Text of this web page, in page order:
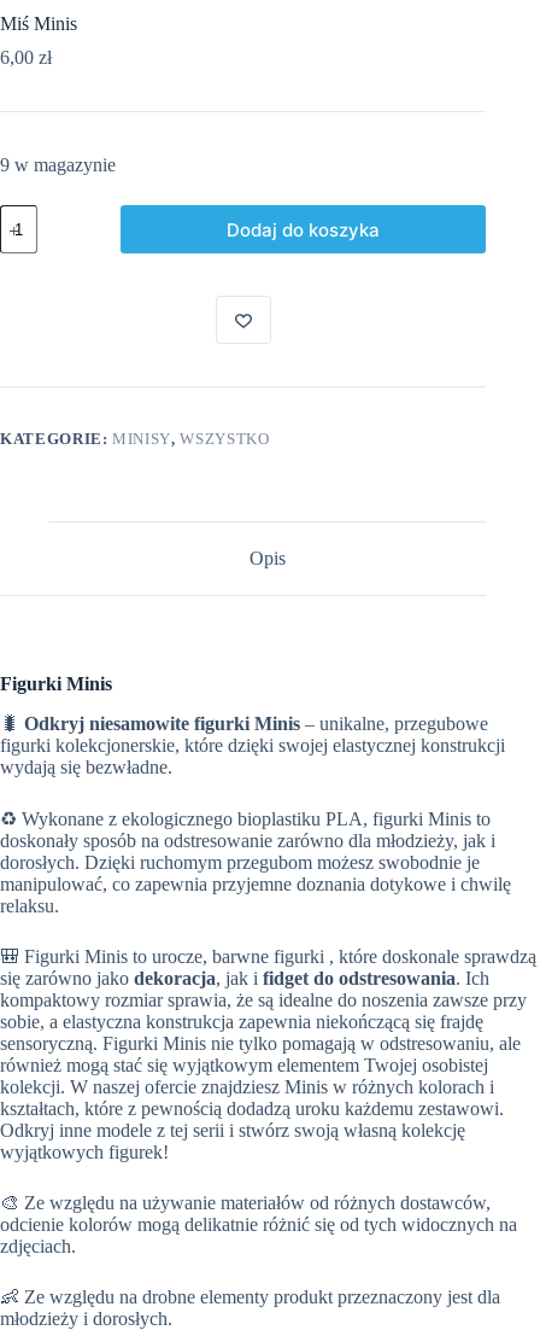
Miś Minis
6,00 zł
9 w magazynie
ilość
Miś
Minis
Dodaj do koszyka
KATEGORIE:MINISY,WSZYSTKO
Opis
Figurki Minis
🐛 Odkryj niesamowite figurki Minis – unikalne, przegubowe
figurki kolekcjonerskie, które dzięki swojej elastycznej konstrukcji
wydają się bezwładne.
♻️ Wykonane z ekologicznego bioplastiku PLA, figurki Minis to
doskonały sposób na odstresowanie zarówno dla młodzieży, jak i
dorosłych. Dzięki ruchomym przegubom możesz swobodnie je
manipulować, co zapewnia przyjemne doznania dotykowe i chwilę
relaksu.
🎒 Figurki Minis to urocze, barwne figurki , które doskonale sprawdzą
się zarówno jako dekoracja, jak i fidget do odstresowania. Ich
kompaktowy rozmiar sprawia, że są idealne do noszenia zawsze przy
sobie, a elastyczna konstrukcja zapewnia niekończącą się frajdę
sensoryczną. Figurki Minis nie tylko pomagają w odstresowaniu, ale
również mogą stać się wyjątkowym elementem Twojej osobistej
kolekcji. W naszej ofercie znajdziesz Minis w różnych kolorach i
kształtach, które z pewnością dodadzą uroku każdemu zestawowi.
Odkryj inne modele z tej serii i stwórz swoją własną kolekcję
wyjątkowych figurek!
🎨 Ze względu na używanie materiałów od różnych dostawców,
odcienie kolorów mogą delikatnie różnić się od tych widocznych na
zdjęciach.
👶 Ze względu na drobne elementy produkt przeznaczony jest dla
młodzieży i dorosłych.